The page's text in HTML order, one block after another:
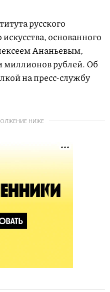
русского
основанного
Ананьевым,
миллионов рублей. Об
на пресс-службу
НИЖЕ